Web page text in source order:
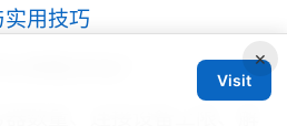
用技巧
的性价比？
数量、连接设备上限、解
×
Visit